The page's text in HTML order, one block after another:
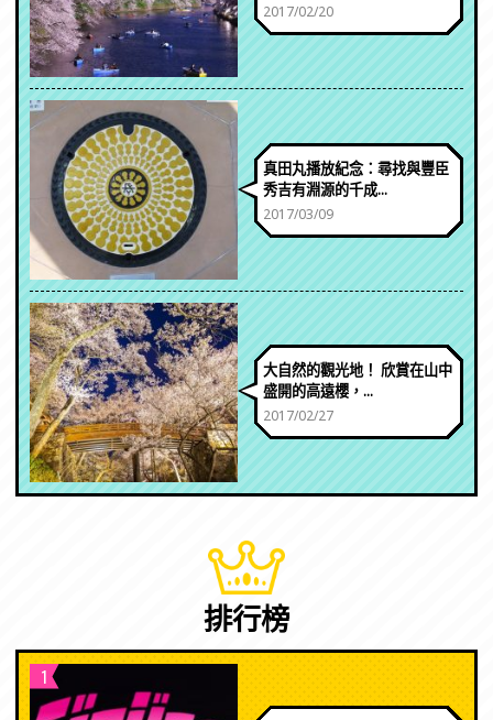
2017/02/20
真田丸播放紀念：尋找與豐臣
秀吉有淵源的千成...
2017/03/09
大自然的觀光地！ 欣賞在山中
盛開的高遠櫻，...
2017/02/27
排行榜
1